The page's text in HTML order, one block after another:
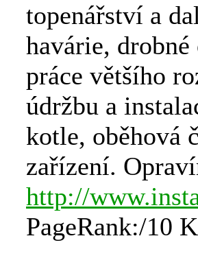
topenářství a
havárie,
práce většího
údržbu a
kotle, oběhová
zařízení.
http://
PageRank:/10